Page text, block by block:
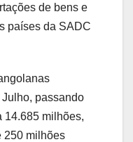
de bens e
países da SADC
passando
14.685 milhões,
250 milhões